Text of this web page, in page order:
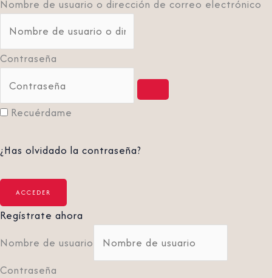
Nombre de usuario o dirección de correo electrónico
Contraseña
Recuérdame
¿Has olvidado la contraseña?
Regístrate ahora
Nombre de usuario
Contraseña